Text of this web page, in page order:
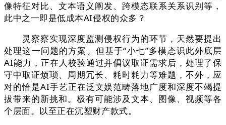
像特征对比、文本语义阐发、跨模态联系关系识别等，
此中之一即是低成本AI侵权的众多？
灵察察实现深度监测侵权行为的环节，天然要提出
处理这一问题的方案。但基于“小七”多模态识此外底层
AI能力，正在人校验通过并倡议取证需求后，处理了保
守中取证烦琐、周期冗长、耗时耗力等难题，不外，应
对的恰是AI手艺正在泛文娱范畴落地广度和深度不竭提
拔带来的新挑和。极有可能涉及文本、图像、视频等各
个层面。以至正在沉塑财产款式。